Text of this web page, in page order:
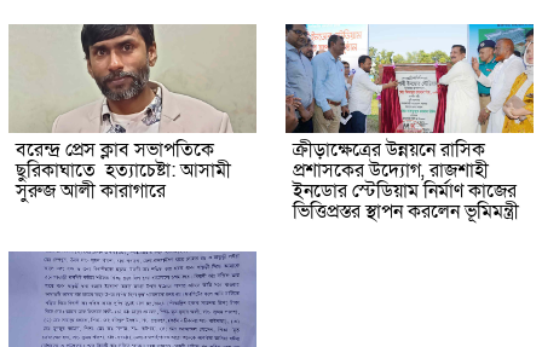
বরেন্দ্র প্রেস ক্লাব সভাপতিকে
ছুরিকাঘাতে হত্যাচেষ্টা: আসামী
সুরুজ আলী কারাগারে
ক্রীড়াক্ষেত্রের উন্নয়নে রাসিক
প্রশাসকের উদ্যোগ, রাজশাহী
ইনডোর স্টেডিয়াম নির্মাণ কাজের
ভিত্তিপ্রস্তর স্থাপন করলেন ভূমিমন্ত্রী